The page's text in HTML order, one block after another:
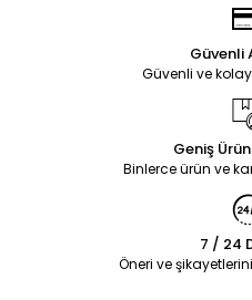
Güvenli
Güvenli ve
Geniş
Binlerce ürün ve
7 / 24
Öneri ve